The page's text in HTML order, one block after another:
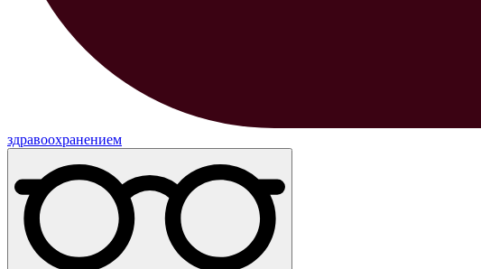
здравоохранением